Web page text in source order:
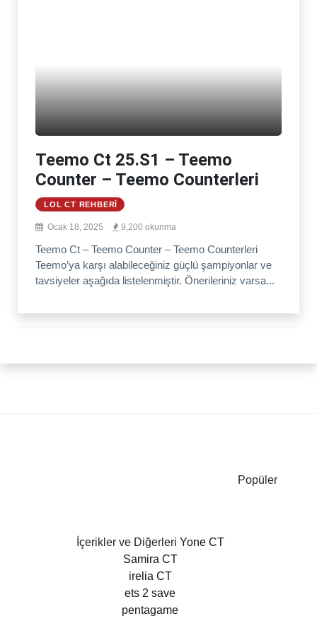
Teemo Ct 25.S1 – Teemo
Counter – Teemo Counterleri
LOL CT REHBERI
Ocak 18, 2025 9,200 okunma
Teemo Ct – Teemo Counter – Teemo Counterleri
Teemo’ya karşı alabileceğiniz güçlü şampiyonlar ve
tavsiyeler aşağıda listelenmiştir. Önerileriniz varsa...
Popüler
İçerikler ve Diğerleri Yone CT
Samira CT
irelia CT
ets 2 save
pentagame